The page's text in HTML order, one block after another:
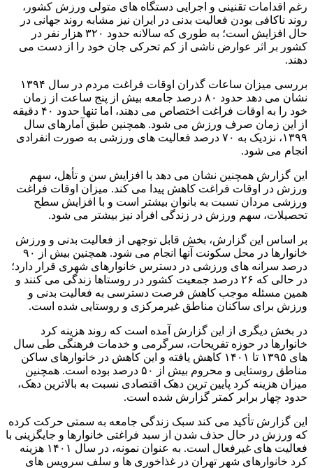
رغم اقدامات تقنینی و اجرایی دستگاه های متولی ورزش کشور،
روند ناکافی بودن فعالیت بدنی در ایران نیز مشابه روند جهانی در
حال افزایش است؛ به طوری که سالانه حدود ۳۲۰ هزار نفر در
کشور بر اثر عوارض ناشی از کم تحرکی جان خود را از دست می
دهند.
بررسی میزان ساعات گذران اوقات فراغت مردم در سال ۱۳۹۴
نشان می دهد حدود ۸۰ درصد جامعه بیش از پنج ساعت از زمان
خود را به اوقات فراغت اختصاص می دهند، اما تنها حدود ۴۰ دقیقه
از این زمان صرف ورزش می شود. همچنین طبق آمارهای سال
۱۳۹۹، نزدیک به ۷۰ درصد فعالیت های ورزشی به صورت انفرادی
انجام می شود.
این گزارش همچنین نشان می دهد با افزایش سن و تأهل، سهم
ورزش در اوقات فراغت کاهش پیدا می کند. میزان اوقات فراغت
ورزشی مردان نسبت به بانوان بیشتر است و با افزایش سطح
تحصیلات، سهم ورزش در زندگی افراد نیز بیشتر می شود.
بر اساس این گزارش، بخش قابل توجهی از فعالیت بدنی و ورزش
خانوارها در محل سکونت آنها انجام می شود. همچنین بیش از ۹۰
درصد سرانه های ورزشی در دسترس خانوارهای شهری قرار دارد؛
در حالی که ۲۶ درصد جمعیت کشور در روستاها زندگی می کنند و
همین مسئله موجب کاهش فرصت دسترسی به فعالیت بدنی و
ورزش برای ساکنان مناطق غیرمرکزی و روستایی شده است.
در بخش دیگری از این گزارش آمده است که روند هزینه کرد
خانوارها در حوزه تفریحات، سرگرمی و خدمات فرهنگی طی سال
های ۱۳۹۵ تا ۱۴۰۱ کاهش یافته و این کاهش در خانوارهای ساکن
مناطق روستایی و محروم بیش از ۵۰ درصد بوده است. همچنین
میزان هزینه کرد پایین ترین دهک اقتصادی نسبت به بالاترین دهک،
حدود چهار برابر کمتر گزارش شده است.
این گزارش تأکید می کند سبک زندگی جامعه به سمتی حرکت کرده
که ورزش در حال حذف شدن از سبد فراغتی خانوارها و جایگزینی با
فعالیت های غیرفعال است. به عنوان نمونه، در سال ۱۴۰۱ هزینه
کرد خانوارهای شهر تهران در غذاخوری ها و سلف سرویس های